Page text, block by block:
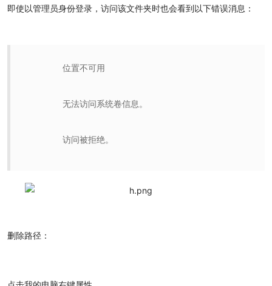
即使以管理员身份登录，访问该文件夹时也会看到以下错误消息：
位置不可用
无法访问系统卷信息。
访问被拒绝。
删除路径：